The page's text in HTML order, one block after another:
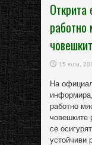
Открита
работно
15 юли,
На
работно
човешките
се
устойчиви